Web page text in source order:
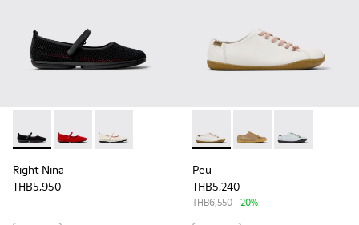
Right Nina - K201402-011 - รองเท้าบัลเลริน่าเส้นใย Tencel
Right Nina - K201402-012 - รองเท้าบัลเลริน่าเส้นใย
Right Nina - K201402-010 - รองเท้าบัลเลริน่
Right Nina
THB5,950
Peu - K200514-058 - White
Peu - K200514-048
Peu -
Peu
THB5,240
THB6,550 -20%